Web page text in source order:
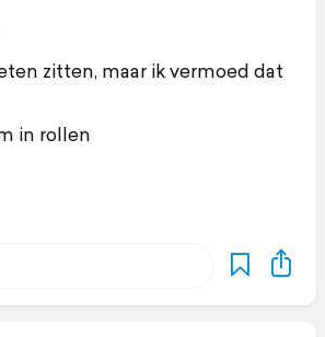
zitten, maar ik vermoed dat
in rollen